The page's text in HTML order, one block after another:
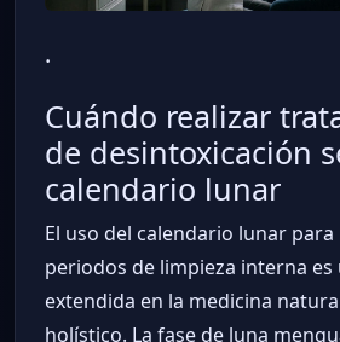
.
Cuándo realizar
de desintoxicación
calendario lunar
El uso del calendario lunar
periodos de limpieza interna es
extendida en la medicina
holístico. La fase de luna